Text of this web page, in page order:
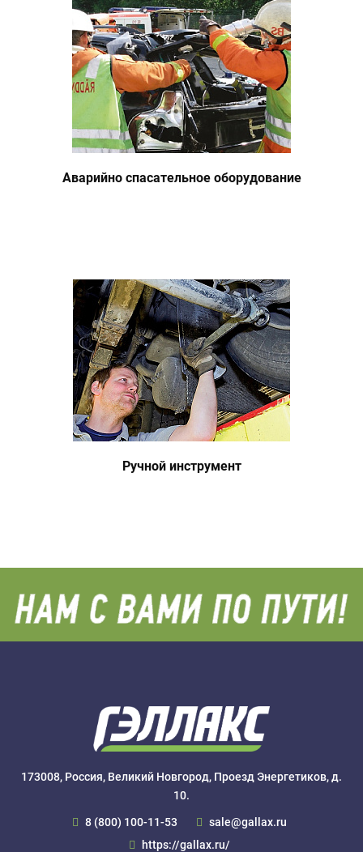
Аварийно спасательное оборудование
Ручной инструмент
173008, Россия, Великий Новгород, Проезд Энергетиков, д.
10.
8 (800) 100-11-53
sale@gallax.ru
https://gallax.ru/